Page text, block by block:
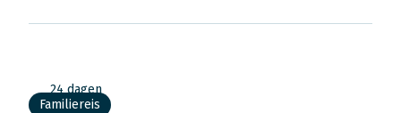
24 dagen
Familiereis